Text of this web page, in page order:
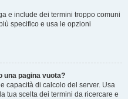
e include dei termini troppo comuni
specifico e usa le opzioni
una pagina vuota?
capacità di calcolo del server. Usa
tua scelta dei termini da ricercare e